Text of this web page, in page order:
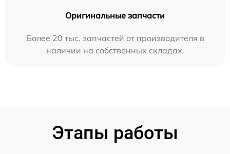
Оригинальные запчасти
Более 20 тыс. запчастей от производителя в
наличии на собственных складах.
Этапы работы